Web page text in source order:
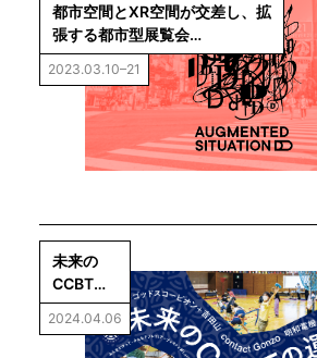
都市空間とXR空間が交差し、拡
張する都市型展覧会
「AUGMENTED SITUATION
D」
2023.03.10–21
未来の
CCBTの
運動会
募集説明
2024.04.06